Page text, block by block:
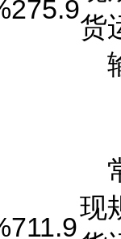
275.9
货
711.9
现